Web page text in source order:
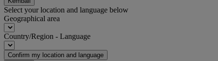
Select your location and language below
Geographical area
Country/Region - Language
Confirm my location and language